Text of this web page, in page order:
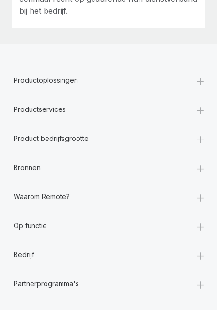
bij het bedrijf.
Productoplossingen +
Productservices +
Product bedrijfsgrootte +
Bronnen +
Waarom Remote? +
Op functie +
Bedrijf +
Partnerprogramma's +